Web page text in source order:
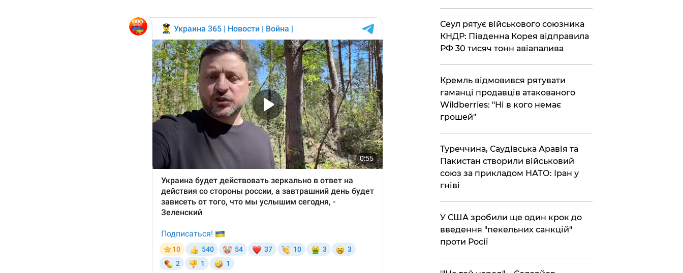
​Сеул рятує військового союзника
КНДР: Південна Корея відправила
РФ 30 тисяч тонн авіапалива
​Кремль відмовився рятувати
гаманці продавців атакованого
Wildberries: "Ні в кого немає
грошей"
​Туреччина, Саудівська Аравія та
Пакистан створили військовий
союз за прикладом НАТО: Іран у
гніві
​У США зробили ще один крок до
введення "пекельних санкцій"
проти Росії